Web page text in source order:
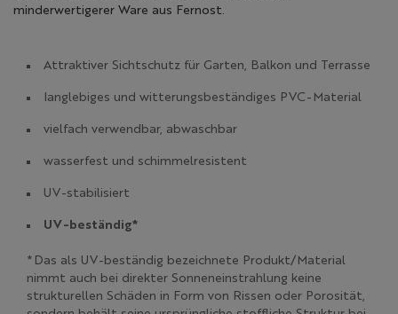
minderwertigerer Ware aus Fernost.
Attraktiver Sichtschutz für Garten, Balkon und Terrasse
langlebiges und witterungsbeständiges PVC-Material
vielfach verwendbar, abwaschbar
wasserfest und schimmelresistent
UV-stabilisiert
UV-beständig*
*Das als UV-beständig bezeichnete Produkt/Material
nimmt auch bei direkter Sonneneinstrahlung keine
strukturellen Schäden in Form von Rissen oder Porosität,